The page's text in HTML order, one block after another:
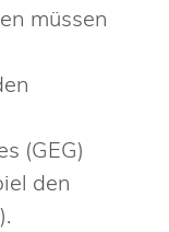
müssen
(GEG)
den